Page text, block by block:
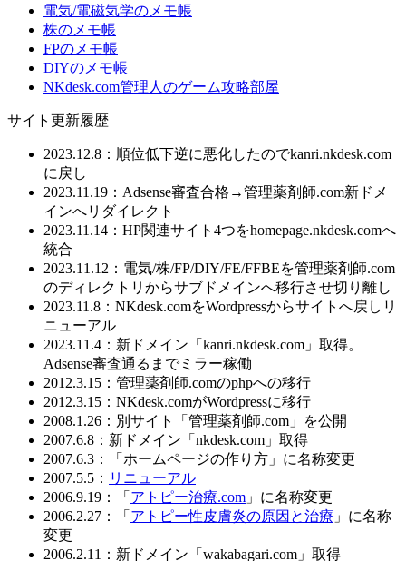
電気/電磁気学のメモ帳
株のメモ帳
FPのメモ帳
DIYのメモ帳
NKdesk.com管理人のゲーム攻略部屋
サイト更新履歴
2023.12.8：順位低下逆に悪化したのでkanri.nkdesk.com
に戻し
2023.11.19：Adsense審査合格→管理薬剤師.com新ドメ
インへリダイレクト
2023.11.14：HP関連サイト4つをhomepage.nkdesk.comへ
統合
2023.11.12：電気/株/FP/DIY/FE/FFBEを管理薬剤師.com
のディレクトリからサブドメインへ移行させ切り離し
2023.11.8：NKdesk.comをWordpressからサイトへ戻しリ
ニューアル
2023.11.4：新ドメイン「kanri.nkdesk.com」取得。
Adsense審査通るまでミラー稼働
2012.3.15：管理薬剤師.comのphpへの移行
2012.3.15：NKdesk.comがWordpressに移行
2008.1.26：別サイト「管理薬剤師.com」を公開
2007.6.8：新ドメイン「nkdesk.com」取得
2007.6.3：「ホームページの作り方」に名称変更
2007.5.5： リニューアル
2006.9.19：「 アトピー治療.com 」に名称変更
2006.2.27：「 アトピー性皮膚炎の原因と治療 」に名称
変更
2006.2.11：新ドメイン「wakabagari.com」取得